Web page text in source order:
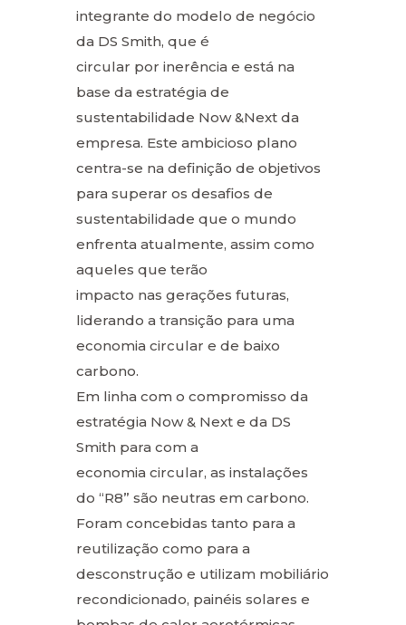
integrante do modelo de negócio
da DS Smith, que é
circular por inerência e está na
base da estratégia de
sustentabilidade Now &Next da
empresa. Este ambicioso plano
centra-se na definição de objetivos
para superar os desafios de
sustentabilidade que o mundo
enfrenta atualmente, assim como
aqueles que terão
impacto nas gerações futuras,
liderando a transição para uma
economia circular e de baixo
carbono.
Em linha com o compromisso da
estratégia Now & Next e da DS
Smith para com a
economia circular, as instalações
do “R8” são neutras em carbono.
Foram concebidas tanto para a
reutilização como para a
desconstrução e utilizam mobiliário
recondicionado, painéis solares e